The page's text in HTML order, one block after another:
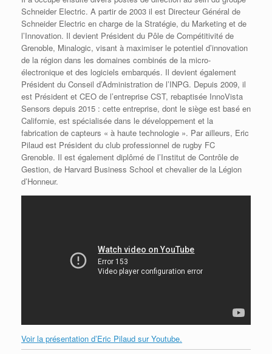
Schneider Electric. A partir de 2003 il est Directeur Général de
Schneider Electric en charge de la Stratégie, du Marketing et de
l’Innovation. Il devient Président du Pôle de Compétitivité de
Grenoble, Minalogic, visant à maximiser le potentiel d’innovation
de la région dans les domaines combinés de la micro-
électronique et des logiciels embarqués. Il devient également
Président du Conseil d’Administration de l’INPG. Depuis 2009, il
est Président et CEO de l’entreprise CST, rebaptisée InnoVista
Sensors depuis 2015 : cette entreprise, dont le siège est basé en
Californie, est spécialisée dans le développement et la
fabrication de capteurs « à haute technologie ». Par ailleurs, Eric
Pilaud est Président du club professionnel de rugby FC
Grenoble. Il est également diplômé de l’Institut de Contrôle de
Gestion, de Harvard Business School et chevalier de la Légion
d’Honneur.
Voir la présentation d’Eric Pilaud sur Youtube.